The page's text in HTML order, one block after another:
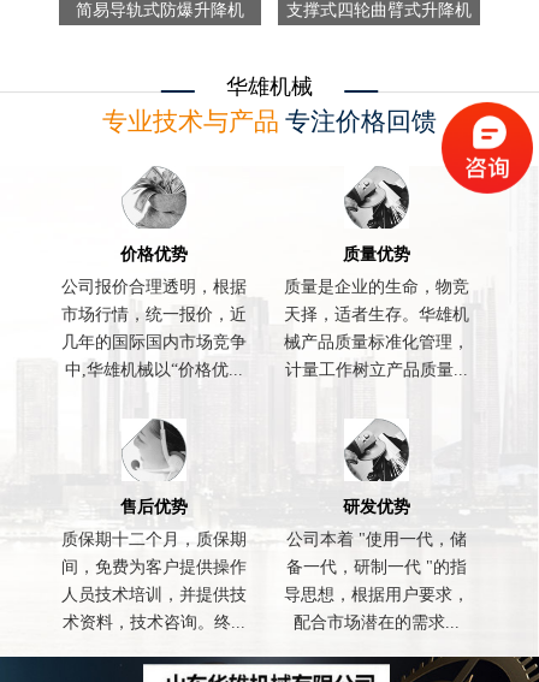
简易导轨式防爆升降机 支撑式四轮曲臂式升降机
华雄机械
专业技术与产品 专注价格回馈
价格优势
公司报价合理透明，根据
市场行情，统一报价，近
几年的国际国内市场竞争
中,华雄机械以“价格优...
质量优势
质量是企业的生命，物竞
天择，适者生存。华雄机
械产品质量标准化管理，
计量工作树立产品质量...
售后优势
质保期十二个月，质保期
间，免费为客户提供操作
人员技术培训，并提供技
术资料，技术咨询。终...
研发优势
公司本着 "使用一代，储
备一代，研制一代 "的指
导思想，根据用户要求，
配合市场潜在的需求...